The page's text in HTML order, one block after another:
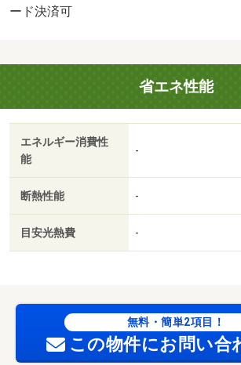
ＵＳで「２４時間サポート・鍵交換・除
ード決済可
省エネ性能
エネルギー消費性
能
-
断熱性能 -
目安光熱費 -
無料・簡単2項目！
この物件にお問い合